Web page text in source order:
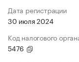
Дата регистрации
30 июля 2024
Код налогового
5476